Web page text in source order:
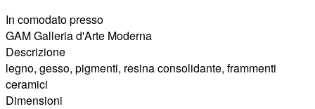
In comodato presso
GAM Galleria d'Arte Moderna
Descrizione
legno, gesso, pigmenti, resina consolidante, frammenti
ceramici
Dimensioni